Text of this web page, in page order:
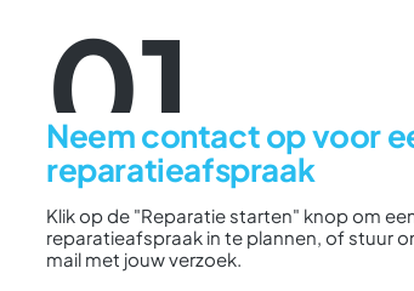
01
Neem contact op voor
reparatieafspraak
Klik op de "Reparatie starten" knop om
reparatieafspraak in te plannen, of stuur
mail met jouw verzoek.